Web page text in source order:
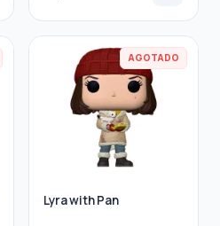
AGOTADO
Lyra with Pan